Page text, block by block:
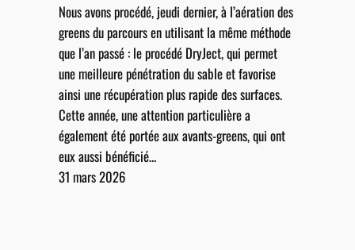
Nous avons procédé, jeudi dernier, à l’aération des
greens du parcours en utilisant la même méthode
que l’an passé : le procédé DryJect, qui permet
une meilleure pénétration du sable et favorise
ainsi une récupération plus rapide des surfaces.
Cette année, une attention particulière a
également été portée aux avants-greens, qui ont
eux aussi bénéficié…
31 mars 2026